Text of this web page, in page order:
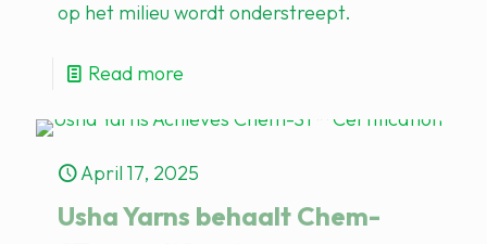
op het milieu wordt onderstreept.
Read more
April 17, 2025
Usha Yarns behaalt Chem-